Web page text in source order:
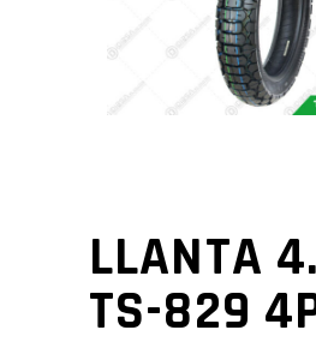
LLANTA
TS-829